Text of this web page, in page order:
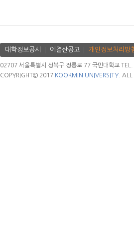
대학정보공시 에결산공고 개인정보처리방
02707 서울특별시 성북구 정릉로 77 국민대학교
COPYRIGHT© 2017 KOOKMIN UNIVERSITY. ALL